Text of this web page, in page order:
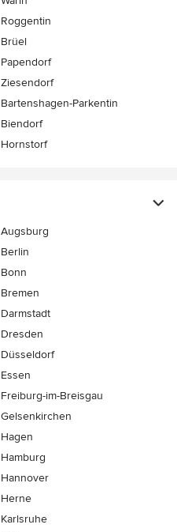
Roggentin
Brüel
Papendorf
Ziesendorf
Bartenshagen-Parkentin
Biendorf
Hornstorf
Augsburg
Berlin
Bonn
Bremen
Darmstadt
Dresden
Düsseldorf
Essen
Freiburg-im-Breisgau
Gelsenkirchen
Hagen
Hamburg
Hannover
Herne
Karlsruhe